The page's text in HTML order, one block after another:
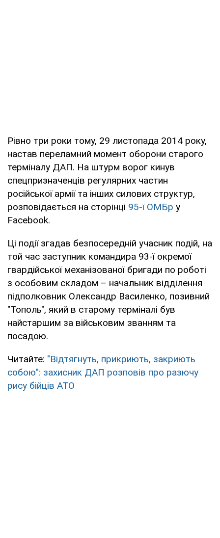
Рівно три роки тому, 29 листопада 2014 року,
настав переламний момент оборони старого
терміналу ДАП. На штурм ворог кинув
спецпризначенців регулярних частин
російської армії та інших силових структур,
розповідається на сторінці 95-ї ОМБр у
Facebook.
Ці події згадав безпосередній учасник подій, на
той час заступник командира 93-ї окремої
гвардійської механізованої бригади по роботі
з особовим складом – начальник відділення
підполковник Олександр Василенко, позивний
"Тополь", який в старому терміналі був
найстаршим за військовим званням та
посадою.
Читайте: "Відтягнуть, прикриють, закриють
собою": захисник ДАП розповів про разючу
рису бійців АТО